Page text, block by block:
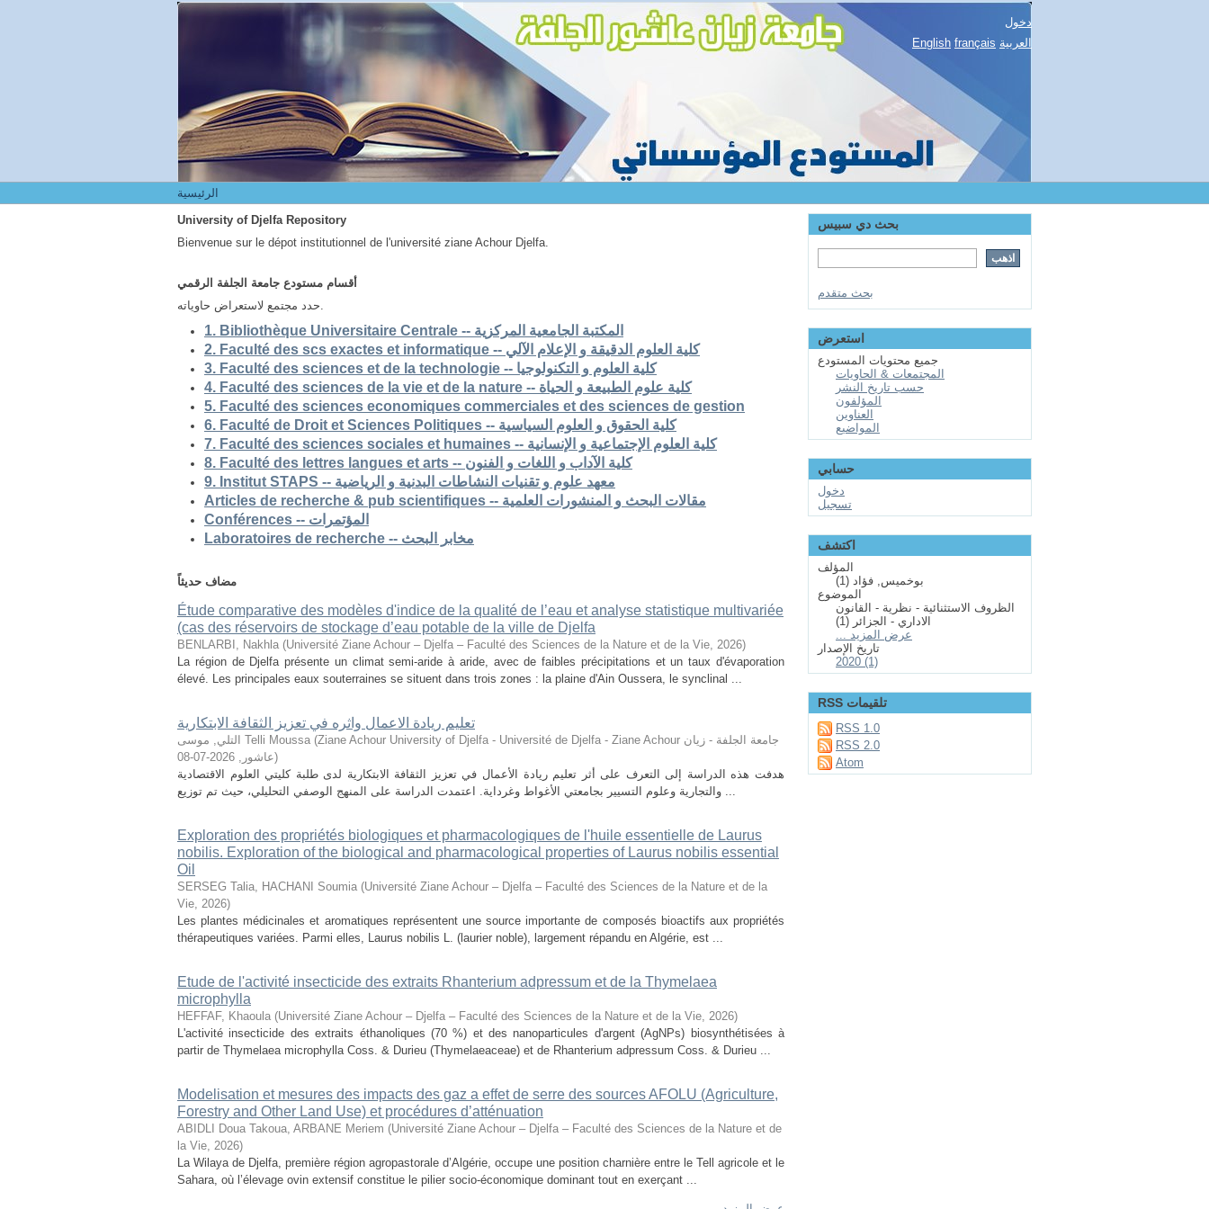
الرئيسية
دخول
English français العربية
الرئيسية
University of Djelfa Repository
Bienvenue sur le dépot institutionnel de l'université ziane Achour Djelfa.
أقسام مستودع جامعة الجلفة الرقمي
حدد مجتمع لاستعراض حاوياته.
1. Bibliothèque Universitaire Centrale -- المكتبة الجامعية المركزية
2. Faculté des scs exactes et informatique -- كلية العلوم الدقيقة و الإعلام الآلي
3. Faculté des sciences et de la technologie -- كلية العلوم و التكنولوجيا
4. Faculté des sciences de la vie et de la nature -- كلية علوم الطبيعة و الحياة
5. Faculté des sciences economiques commerciales et des sciences de gestion
6. Faculté de Droit et Sciences Politiques -- كلية الحقوق و العلوم السياسية
7. Faculté des sciences sociales et humaines -- كلية العلوم الإجتماعية و الإنسانية
8. Faculté des lettres langues et arts -- كلية الآداب و اللغات و الفنون
9. Institut STAPS -- معهد علوم و تقنيات النشاطات البدنية و الرياضية
Articles de recherche & pub scientifiques -- مقالات البحث و المنشورات العلمية
Conférences -- المؤتمرات
Laboratoires de recherche -- مخابر البحث
مضاف حديثاً
Étude comparative des modèles d'indice de la qualité de l’eau et analyse statistique multivariée
(cas des réservoirs de stockage d’eau potable de la ville de Djelfa
BENLARBI, Nakhla (Université Ziane Achour – Djelfa – Faculté des Sciences de la Nature et de la Vie, 2026)
La région de Djelfa présente un climat semi-aride à aride, avec de faibles précipitations et un taux d'évaporation
élevé. Les principales eaux souterraines se situent dans trois zones : la plaine d'Ain Oussera, le synclinal ...
تعليم ريادة الاعمال واثره في تعزيز الثقافة الابتكارية
التلي, موسى Telli Moussa (Ziane Achour University of Djelfa - Université de Djelfa - Ziane Achour جامعة الجلفة - زيان
عاشور ,
2026-07-08
)
هدفت هذه الدراسة إلى التعرف على أثر تعليم ريادة الأعمال في تعزيز الثقافة الابتكارية لدى طلبة كليتي العلوم الاقتصادية
والتجارية وعلوم التسيير بجامعتي الأغواط وغرداية. اعتمدت الدراسة على المنهج الوصفي التحليلي، حيث تم توزيع ...
Exploration des propriétés biologiques et pharmacologiques de l'huile essentielle de Laurus
nobilis. Exploration of the biological and pharmacological properties of Laurus nobilis essential
Oil
SERSEG Talia, HACHANI Soumia (Université Ziane Achour – Djelfa – Faculté des Sciences de la Nature et de la
Vie, 2026)
Les plantes médicinales et aromatiques représentent une source importante de composés bioactifs aux propriétés
thérapeutiques variées. Parmi elles, Laurus nobilis L. (laurier noble), largement répandu en Algérie, est ...
Etude de l'activité insecticide des extraits Rhanterium adpressum et de la Thymelaea
microphylla
HEFFAF, Khaoula (Université Ziane Achour – Djelfa – Faculté des Sciences de la Nature et de la Vie, 2026)
L'activité insecticide des extraits éthanoliques (70 %) et des nanoparticules d'argent (AgNPs) biosynthétisées à
partir de Thymelaea microphylla Coss. & Durieu (Thymelaeaceae) et de Rhanterium adpressum Coss. & Durieu ...
Modelisation et mesures des impacts des gaz a effet de serre des sources AFOLU (Agriculture,
Forestry and Other Land Use) et procédures d’atténuation
ABIDLI Doua Takoua, ARBANE Meriem (Université Ziane Achour – Djelfa – Faculté des Sciences de la Nature et de
la Vie, 2026)
La Wilaya de Djelfa, première région agropastorale d’Algérie, occupe une position charnière entre le Tell agricole et le
Sahara, où l’élevage ovin extensif constitue le pilier socio-économique dominant tout en exerçant ...
بحث دي سبيس
بحث متقدم
استعرض
جميع محتويات المستودع
المجتمعات & الحاويات
حسب تاريخ النشر
المؤلفون
العناوين
المواضيع
حسابي
دخول
تسجيل
اكتشف
المؤلف
بوخميس, فؤاد (1)
الموضوع
الظروف الاستثنائية - نظرية - القانون
الاداري - الجزائر (1)
... عرض المزيد
تاريخ الإصدار
2020 (1)
RSS تلقيمات
RSS 1.0
RSS 2.0
Atom